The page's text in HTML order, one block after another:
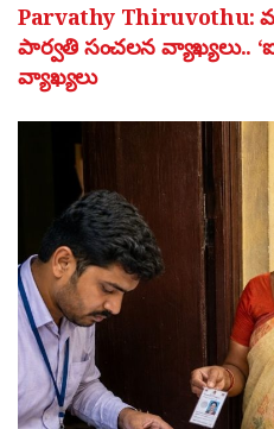
Parvathy
పార్వతి సంచలన వ్యాఖ్యలు..
వ్యాఖ్యలు